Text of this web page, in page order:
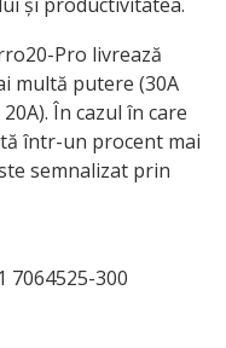
Pro livrează
multă putere (30A
În cazul în care
într-un procent mai
semnalizat prin
7064525-300